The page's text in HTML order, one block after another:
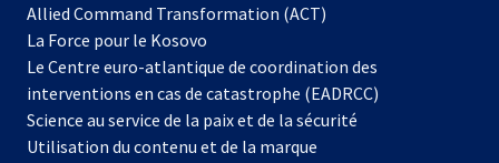
dans
nouvel
onglet
Allied Command Transformation (ACT)
La Force pour le Kosovo
dans
un
nouvel
onglet
Le Centre euro-atlantique de coordination des
interventions en cas de catastrophe (EADRCC)
Science au service de la paix et de la sécurité
Utilisation du contenu et de la marque